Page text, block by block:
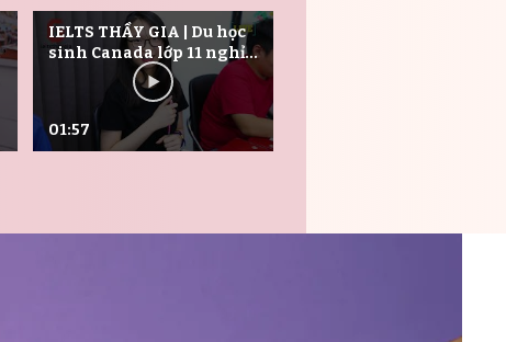
動画を再生
IELTS THẦY GIA | Du học
sinh Canada lớp 11 nghỉ
hè về học Ielts? | HD May
01:57